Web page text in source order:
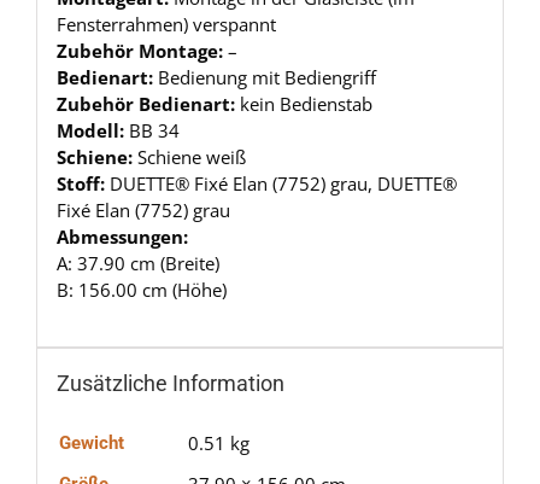
Fensterrahmen) verspannt
Zubehör Montage: –
Bedienart: Bedienung mit Bediengriff
Zubehör Bedienart: kein Bedienstab
Modell: BB 34
Schiene: Schiene weiß
Stoff: DUETTE® Fixé Elan (7752) grau, DUETTE®
Fixé Elan (7752) grau
Abmessungen:
A: 37.90 cm (Breite)
B: 156.00 cm (Höhe)
Zusätzliche Information
Gewicht 0.51 kg